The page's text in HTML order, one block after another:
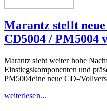
Marantz stellt
CD5004 / PM5004
Marantz sieht weiter hohe
Einstiegskomponenten und
PM5004eine neue CD-/
weiterlesen...